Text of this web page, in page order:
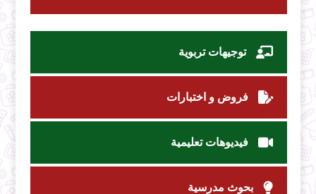
توجيهات تربوية
فروض و اختبارات
فيديوهات تعليمية
بحوث مدرسية